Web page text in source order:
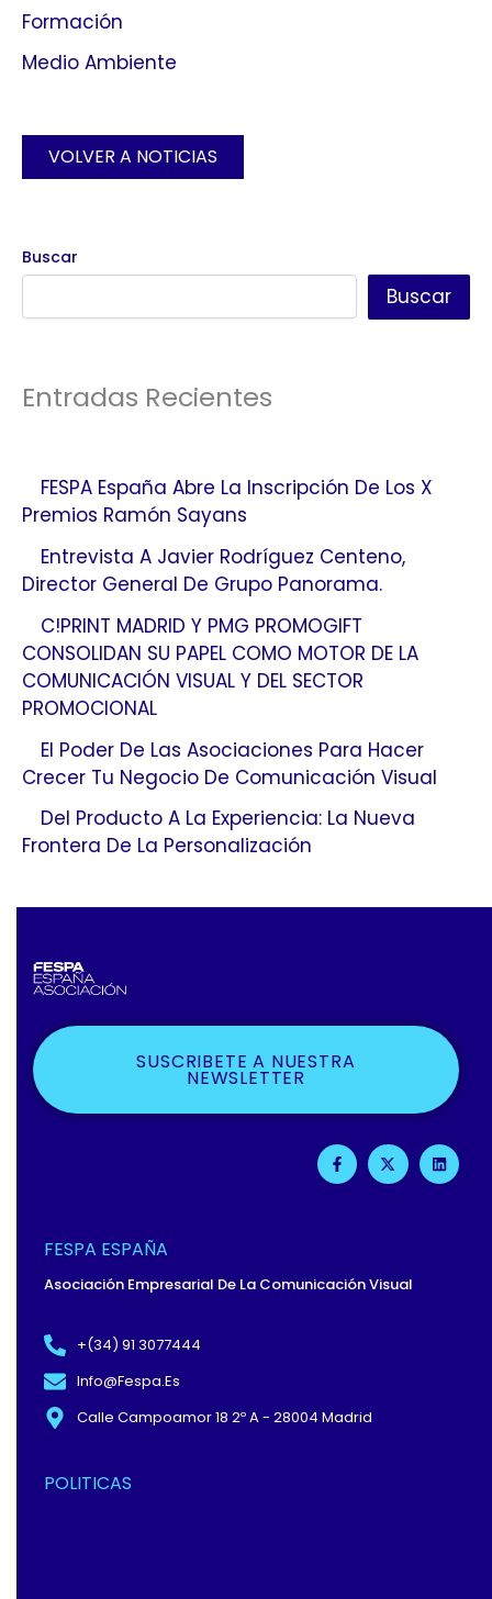
Formación
Medio Ambiente
VOLVER A NOTICIAS
Buscar
Buscar
Entradas Recientes
FESPA España Abre La Inscripción De Los X
Premios Ramón Sayans
Entrevista A Javier Rodríguez Centeno,
Director General De Grupo Panorama.
C!PRINT MADRID Y PMG PROMOGIFT
CONSOLIDAN SU PAPEL COMO MOTOR DE LA
COMUNICACIÓN VISUAL Y DEL SECTOR
PROMOCIONAL
El Poder De Las Asociaciones Para Hacer
Crecer Tu Negocio De Comunicación Visual
Del Producto A La Experiencia: La Nueva
Frontera De La Personalización
SUSCRIBETE A NUESTRA
NEWSLETTER
F
A
C
F
X
-
T
L
I
N
FESPA ESPAÑA
Asociación Empresarial De La Comunicación Visual
+(34) 91 3077444
Info@fespa.es
Calle Campoamor 18 2º A - 28004 Madrid
POLITICAS